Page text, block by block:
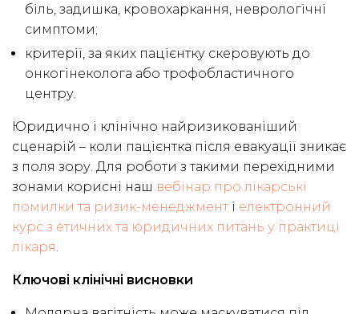
біль, задишка, кровохаркання, неврологічні
симптоми;
критерії, за яких пацієнтку скеровують до
онкогінеколога або трофобластичного
центру.
Юридично і клінічно найризикованіший
сценарій – коли пацієнтка після евакуації зникає
з поля зору. Для роботи з такими перехідними
зонами корисні наш вебінар про лікарські
помилки та ризик-менеджмент і електронний
курс з етичних та юридичних питань у практиці
лікаря.
Ключові клінічні висновки